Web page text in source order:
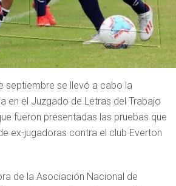
septiembre se llevó a cabo la
en el Juzgado de Letras del Trabajo
fueron presentadas las pruebas que
ex-jugadoras contra el club Everton
de la Asociación Nacional de